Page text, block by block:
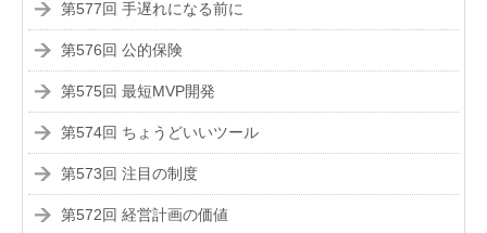
第577回 手遅れになる前に
第576回 公的保険
第575回 最短MVP開発
第574回 ちょうどいいツール
第573回 注目の制度
第572回 経営計画の価値